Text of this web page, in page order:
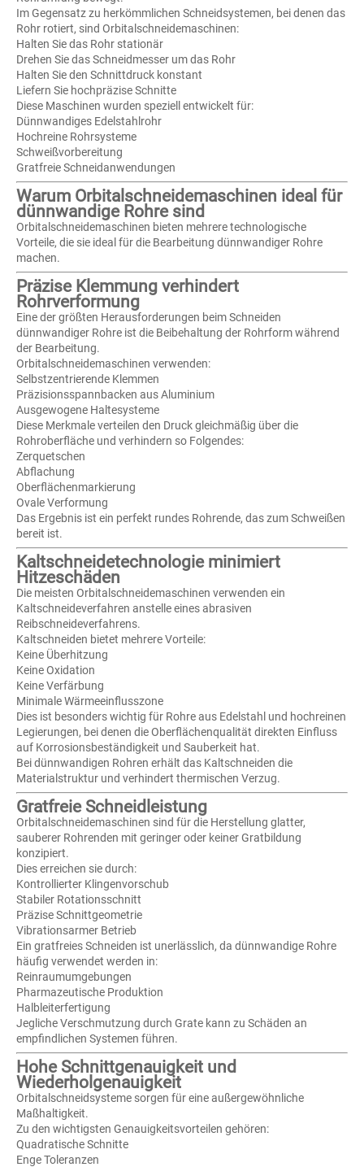
Im Gegensatz zu herkömmlichen Schneidsystemen, bei denen das
Rohr rotiert, sind Orbitalschneidemaschinen:
Halten Sie das Rohr stationär
Drehen Sie das Schneidmesser um das Rohr
Halten Sie den Schnittdruck konstant
Liefern Sie hochpräzise Schnitte
Diese Maschinen wurden speziell entwickelt für:
Dünnwandiges Edelstahlrohr
Hochreine Rohrsysteme
Schweißvorbereitung
Gratfreie Schneidanwendungen
Warum Orbitalschneidemaschinen ideal für
dünnwandige Rohre sind
Orbitalschneidemaschinen bieten mehrere technologische
Vorteile, die sie ideal für die Bearbeitung dünnwandiger Rohre
machen.
Präzise Klemmung verhindert
Rohrverformung
Eine der größten Herausforderungen beim Schneiden
dünnwandiger Rohre ist die Beibehaltung der Rohrform während
der Bearbeitung.
Orbitalschneidemaschinen verwenden:
Selbstzentrierende Klemmen
Präzisionsspannbacken aus Aluminium
Ausgewogene Haltesysteme
Diese Merkmale verteilen den Druck gleichmäßig über die
Rohroberfläche und verhindern so Folgendes:
Zerquetschen
Abflachung
Oberflächenmarkierung
Ovale Verformung
Das Ergebnis ist ein perfekt rundes Rohrende, das zum Schweißen
bereit ist.
Kaltschneidetechnologie minimiert
Hitzeschäden
Die meisten Orbitalschneidemaschinen verwenden ein
Kaltschneideverfahren anstelle eines abrasiven
Reibschneideverfahrens.
Kaltschneiden bietet mehrere Vorteile:
Keine Überhitzung
Keine Oxidation
Keine Verfärbung
Minimale Wärmeeinflusszone
Dies ist besonders wichtig für Rohre aus Edelstahl und hochreinen
Legierungen, bei denen die Oberflächenqualität direkten Einfluss
auf Korrosionsbeständigkeit und Sauberkeit hat.
Bei dünnwandigen Rohren erhält das Kaltschneiden die
Materialstruktur und verhindert thermischen Verzug.
Gratfreie Schneidleistung
Orbitalschneidemaschinen sind für die Herstellung glatter,
sauberer Rohrenden mit geringer oder keiner Gratbildung
konzipiert.
Dies erreichen sie durch:
Kontrollierter Klingenvorschub
Stabiler Rotationsschnitt
Präzise Schnittgeometrie
Vibrationsarmer Betrieb
Ein gratfreies Schneiden ist unerlässlich, da dünnwandige Rohre
häufig verwendet werden in:
Reinraumumgebungen
Pharmazeutische Produktion
Halbleiterfertigung
Jegliche Verschmutzung durch Grate kann zu Schäden an
empfindlichen Systemen führen.
Hohe Schnittgenauigkeit und
Wiederholgenauigkeit
Orbitalschneidsysteme sorgen für eine außergewöhnliche
Maßhaltigkeit.
Zu den wichtigsten Genauigkeitsvorteilen gehören:
Quadratische Schnitte
Enge Toleranzen